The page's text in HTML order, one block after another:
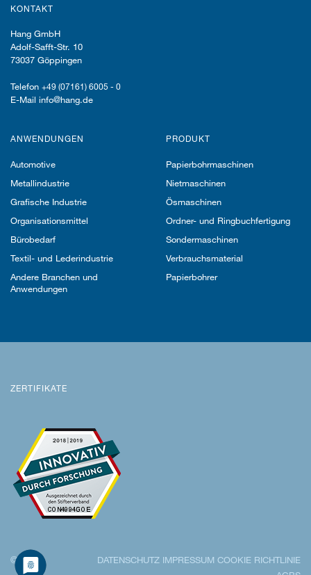
KONTAKT
Hang GmbH
Adolf-Safft-Str. 10
73037 Göppingen
Telefon +49 (07161) 6005 - 0
E-Mail info@hang.de
ANWENDUNGEN
Automotive
Metallindustrie
Grafische Industrie
Organisationsmittel
Bürobedarf
Textil- und Lederindustrie
Andere Branchen und
Anwendungen
PRODUKT
Papierbohrmaschinen
Nietmaschinen
Ösmaschinen
Ordner- und Ringbuchfertigung
Sondermaschinen
Verbrauchsmaterial
Papierbohrer
ZERTIFIKATE
© 2026 DATENSCHUTZ IMPRESSUM COOKIE RICHTLINIE